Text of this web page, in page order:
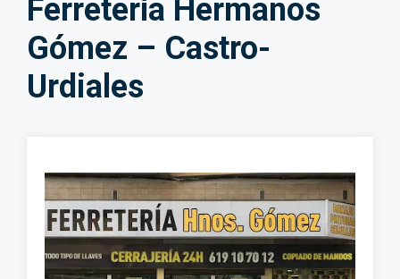
Ferretería Hermanos
Gómez – Castro-
Urdiales